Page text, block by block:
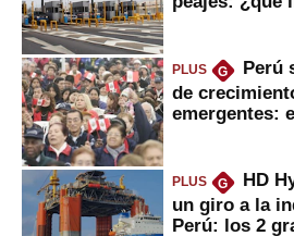
PLUS G
Perú
de
emergentes:
PLUS G
HD
un giro a la
Perú: los 2